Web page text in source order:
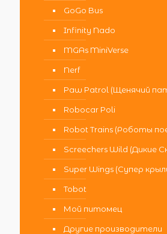
GoGo Bus
Infinity Nado
MGAs MiniVerse
Nerf
Paw Patrol (Щенячий
Robocar Poli
Robot Trains (Роботы
Screechers Wild (Дикие
Super Wings (Супер
Tobot
Мой питомец
Другие производители